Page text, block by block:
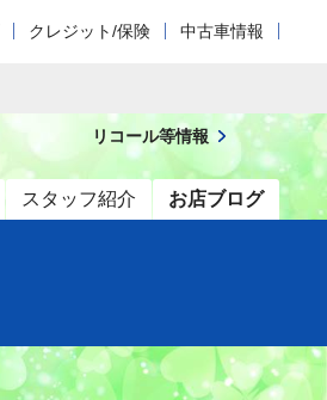
クレジット/保険 中古車情報
スタッフ紹介 お店ブログ
リコール等情報